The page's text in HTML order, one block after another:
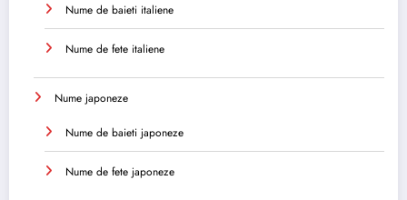
Nume de baieti italiene
Nume de fete italiene
Nume japoneze
Nume de baieti japoneze
Nume de fete japoneze